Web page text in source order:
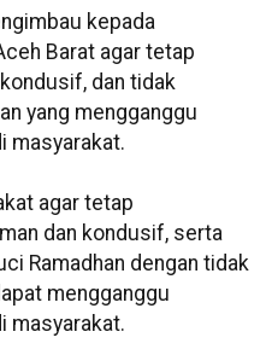
kepada
Barat agar tetap
dan tidak
yang mengganggu
masyarakat.
agar tetap
dan kondusif, serta
Ramadhan dengan tidak
mengganggu
masyarakat.